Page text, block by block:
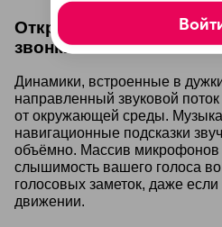
Открытый звук и
звонки
Динамики, встроенные в
направленный звуковой
от окружающей среды.
навигационные подсказки
объёмно. Массив микрофонов
слышимость вашего голоса
голосовых заметок, даже
движении.